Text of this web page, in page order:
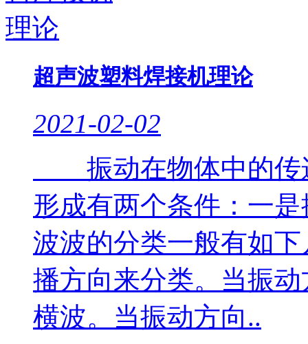
超声波塑料焊接机理论
2021-02-02
振动在物体中的传
形成有两个条件：一
波波的分类一般有如
播方向来分类。当振
横波。当振动方向..